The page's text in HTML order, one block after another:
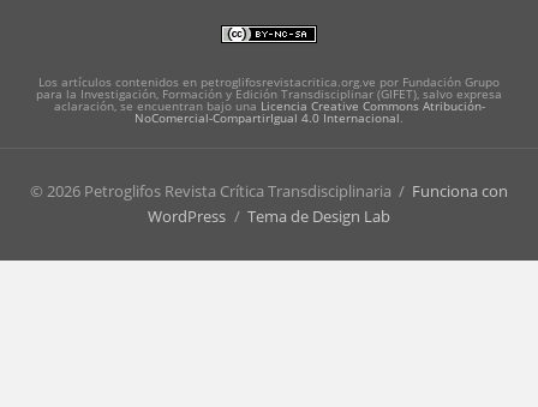
Los artículos contenidos en petroglifosrevistacritica.org.ve por Fundación Grupo
para la Investigación, Formación y Edición Transdisciplinar (GIFET), salvo expresa
aclaración, se encuentran bajo una Licencia Creative Commons Atribución-
NoComercial-CompartirIgual 4.0 Internacional.
© 2026 Petroglifos Revista Crítica Transdisciplinaria / Funciona con
WordPress / Tema de Design Lab